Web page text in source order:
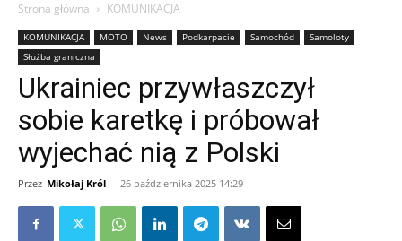
Strona główna KOMUNIKACJA
KOMUNIKACJA MOTO News Podkarpacie Samochód
Samoloty
Służba graniczna
Ukrainiec przywłaszczył
sobie karetkę i próbował
wyjechać nią z Polski
Przez Mikołaj Król - 26 października 2025 14:29